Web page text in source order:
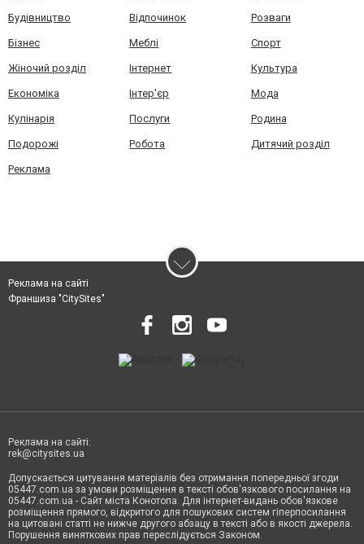
Будівництво Відпочинок Розваги
Бізнес Меблі Спорт
Жіночий розділ Інтернет Культура
Економіка Інтер'єр Мода
Кулінарія Послуги Родина
Подорожі Робота Дитячий розділ
Реклама
Реклама на сайті
Франшиза "CitySites"
Реклама на сайті:
rek@citysites.ua
Допускається цитування матеріалів без отримання попередньої згоди
05447.com.ua за умови розміщення в тексті обов'язкового посилання на
05447.com.ua - Сайт міста Конотопа. Для інтернет-видань обов'язкове
розміщення прямого, відкритого для пошукових систем гіперпосилання
на цитовані статті не нижче другого абзацу в тексті або в якості джерела.
Порушення виняткових прав переслідується Законом.